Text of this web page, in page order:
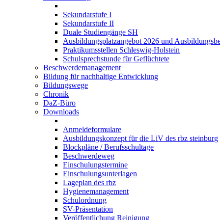
Sekundarstufe I
Sekundarstufe II
Duale Studiengänge SH
Ausbildungsplatzangebot 2026 und
Praktikumsstellen Schleswig-Holstein
Schulsprechstunde für Geflüchtete
Beschwerdemanagement
Bildung für nachhaltige Entwicklung
Bildungswege
Chronik
DaZ-Büro
Downloads
Anmeldeformulare
Ausbildungskonzept für die LiV des rbz steinburg
Blockpläne / Berufsschultage
Beschwerdeweg
Einschulungstermine
Einschulungsunterlagen
Lageplan des rbz
Hygienemanagement
Schulordnung
SV-Präsentation
Veröffentlichung Reinigung